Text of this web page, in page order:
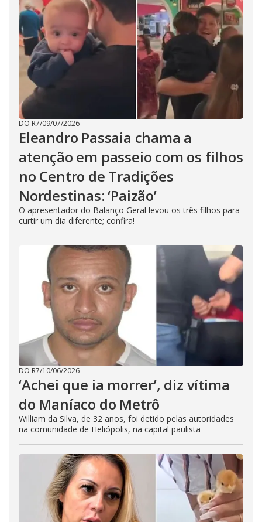
DO R7/09/07/2026
Eleandro Passaia chama a
atenção em passeio com os filhos
no Centro de Tradições
Nordestinas: ‘Paizão’
O apresentador do Balanço Geral levou os três filhos para
curtir um dia diferente; confira!
DO R7/10/06/2026
‘Achei que ia morrer’, diz vítima
do Maníaco do Metrô
William da Silva, de 32 anos, foi detido pelas autoridades
na comunidade de Heliópolis, na capital paulista